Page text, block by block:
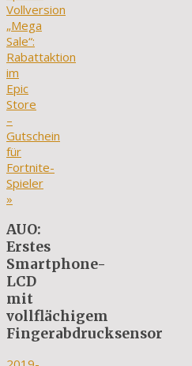
Vollversion
„Mega
Sale“:
Rabattaktion
im
Epic
Store
–
Gutschein
für
Fortnite-
Spieler
»
AUO:
Erstes
Smartphone-
LCD
mit
vollflächigem
Fingerabdrucksensor